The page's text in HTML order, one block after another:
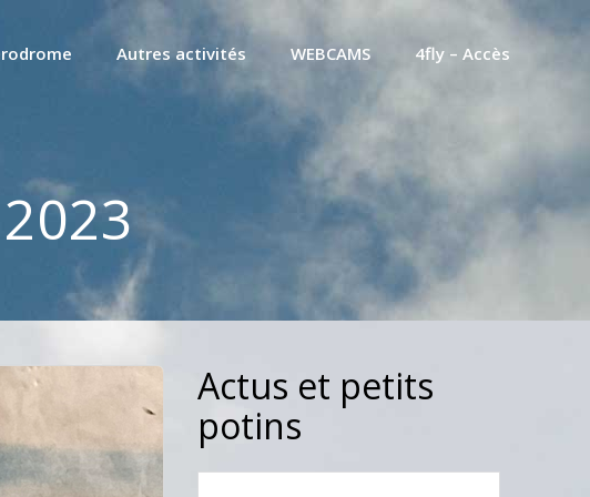
Autres activités WEBCAMS 4fly – Accès
Actus et petits
potins